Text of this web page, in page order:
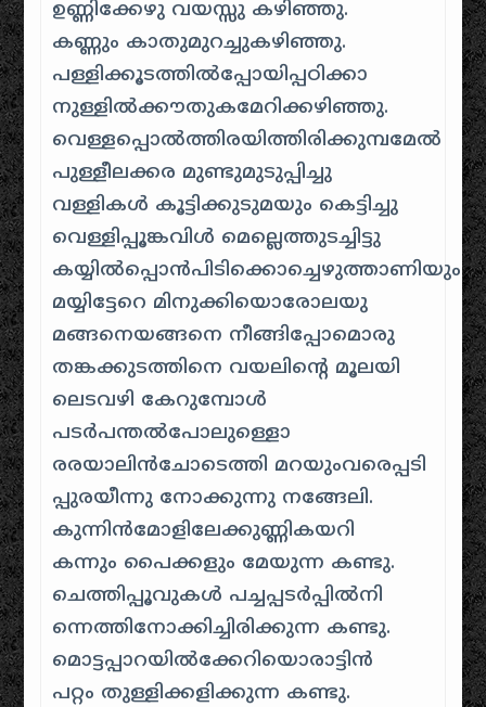
ഉണ്ണിക്കേഴു വയസ്സു കഴിഞ്ഞു.
കണ്ണും കാതുമുറച്ചുകഴിഞ്ഞു.
പള്ളിക്കൂടത്തില്‍പ്പോയിപ്പഠിക്കാ
നുള്ളില്‍ക്കൗതുകമേറിക്കഴിഞ്ഞു.
വെള്ളപ്പൊല്‍ത്തിരയിത്തിരിക്കുമ്പമേൽ
പുള്ളീലക്കര മുണ്ടുമുടുപ്പിച്ചു
വള്ളികള്‍ കൂട്ടിക്കുടുമയും കെട്ടിച്ചു
വെള്ളിപ്പൂങ്കവിള്‍ മെല്ലെത്തുടച്ചിട്ടു
കയ്യില്‍പ്പൊന്‍പിടിക്കൊച്ചെഴുത്താണിയും
മയ്യിട്ടേറെ മിനുക്കിയൊരോലയു
മങ്ങനെയങ്ങനെ നീങ്ങിപ്പോമൊരു
തങ്കക്കുടത്തിനെ വയലിന്റെ മൂലയി
ലെടവഴി കേറുമ്പോള്‍
പടര്‍പന്തല്‍പോലുള്ളൊ
രരയാലിന്‍ചോടെത്തി മറയുംവരെപ്പടി
പ്പുരയീന്നു നോക്കുന്നു നങ്ങേലി.
കുന്നിന്‍മോളിലേക്കുണ്ണികയറി
കന്നും പൈക്കളും മേയുന്ന കണ്ടു.
ചെത്തിപ്പൂവുകള്‍ പച്ചപ്പടര്‍പ്പില്‍നി
ന്നെത്തിനോക്കിച്ചിരിക്കുന്ന കണ്ടു.
മൊട്ടപ്പാറയില്‍ക്കേറിയൊരാട്ടിന്‍
പറ്റം തുള്ളിക്കളിക്കുന്ന കണ്ടു.